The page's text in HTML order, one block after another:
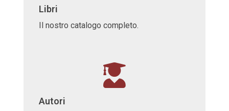
Libri
Il nostro catalogo completo.
Autori